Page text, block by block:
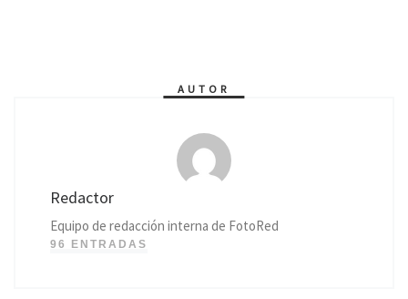
AUTOR
Redactor
Equipo de redacción interna de FotoRed
96 ENTRADAS